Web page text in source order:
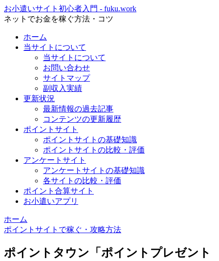
お小遣いサイト初心者入門 - fuku.work
ネットでお金を稼ぐ方法・コツ
ホーム
当サイトについて
当サイトについて
お問い合わせ
サイトマップ
副収入実績
更新状況
最新情報の過去記事
コンテンツの更新履歴
ポイントサイト
ポイントサイトの基礎知識
ポイントサイトの比較・評価
アンケートサイト
アンケートサイトの基礎知識
各サイトの比較・評価
ポイント合算サイト
お小遣いアプリ
ホーム
ポイントサイトで稼ぐ・攻略方法
ポイントタウン「ポイントプレゼント